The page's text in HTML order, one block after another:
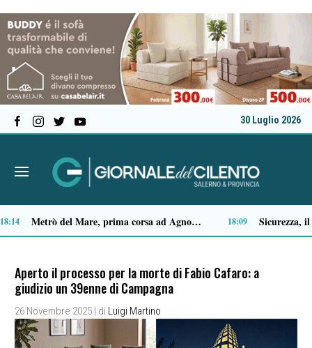
30 Luglio 2026
Capaccio Paestum spazio di legalità: oltre 43 ettari di beni confiscati destinati a progetti sociali
Aperto il processo per la morte di Fabio Cafaro: a
giudizio un 39enne di Campagna
26 Novembre 2025 | di Luigi Martino